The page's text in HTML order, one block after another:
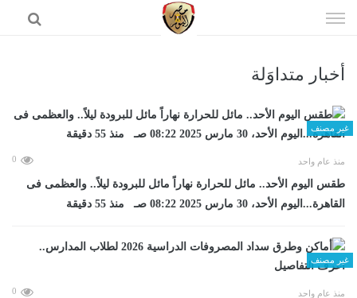
الى
أخبار متداوَلة
غير مصنف
منذ عام واحد 0
طقس اليوم الأحد.. مائل للحرارة نهاراً مائل للبرودة ليلاً.. والعظمى فى
القاهرة...اليوم الأحد، 30 مارس 2025 08:22 صـ منذ 55 دقيقة
غير مصنف
منذ عام واحد 0